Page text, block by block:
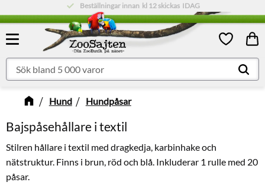
Meny
Beställningar innan kl 12 skickas IDAG
Låg fraktkostnad:79 kr
Favoriter
Hund Hundpåsar
Bajspåsehållare i textil
Stilren hållare i textil med dragkedja, karbinhake och
nätstruktur. Finns i brun, röd och blå. Inkluderar 1 rulle med 20
påsar.